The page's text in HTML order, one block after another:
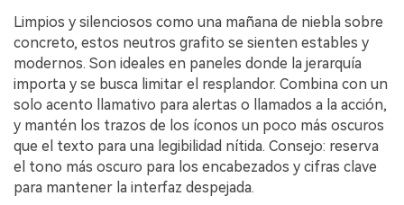
Limpios y silenciosos como una mañana de niebla sobre
concreto, estos neutros grafito se sienten estables y
modernos. Son ideales en paneles donde la jerarquía
importa y se busca limitar el resplandor. Combina con un
solo acento llamativo para alertas o llamados a la acción,
y mantén los trazos de los íconos un poco más oscuros
que el texto para una legibilidad nítida. Consejo: reserva
el tono más oscuro para los encabezados y cifras clave
para mantener la interfaz despejada.